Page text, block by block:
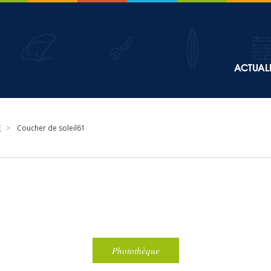
navigation
Coucher de soleil61
Photothèque